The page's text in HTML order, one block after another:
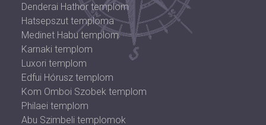
Denderai Hathor templom
Hatsepszut temploma
Medinet Habu templom
Karnaki templom
Luxori templom
Edfui Hórusz templom
Kom Omboi Szobek templom
Philaei templom
Abu Szimbeli templomok